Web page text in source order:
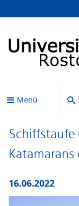
Menü
16.06.2022